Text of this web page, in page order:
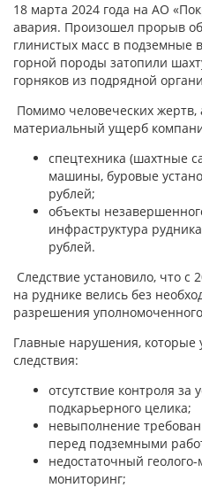
18 марта 2024 года на АО
авария. Произошел прорыв
глинистых масс в подземные
горной породы затопили
горняков из подрядной
Помимо человеческих
материальный ущерб
спецтехника (шахтные
машины, буровые
рублей;
объекты
инфраструктура
рублей.
Следствие установило, что с
на руднике велись без
разрешения
Главные нарушения, которые
следствия:
отсутствие контроля за
подкарьерного целика;
невыполнение
перед подземными
недостаточный
мониторинг;